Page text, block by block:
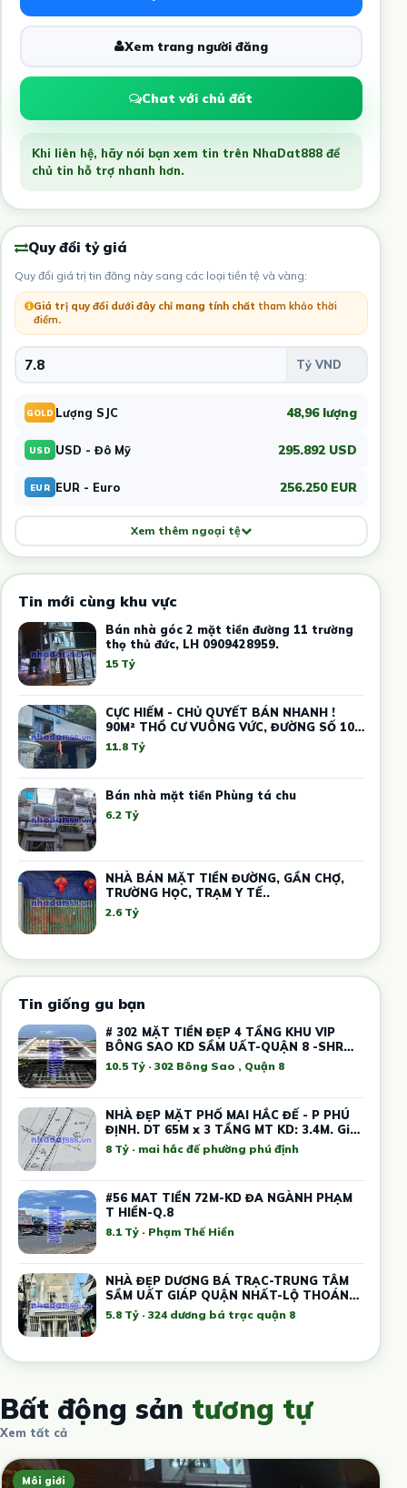
Xem trang người đăng
Chat với chủ đất
Khi liên hệ, hãy nói bạn xem tin trên NhaDat888 để
chủ tin hỗ trợ nhanh hơn.
Quy đổi tỷ giá
Quy đổi giá trị tin đăng này sang các loại tiền tệ và vàng:
Giá trị quy đổi dưới đây chỉ mang tính chất tham khảo thời
điểm.
GOLD Lượng SJC 48,96 lượng
USD USD - Đô Mỹ 295.892 USD
EUR EUR - Euro 256.250 EUR
Xem thêm ngoại tệ
Tin mới cùng khu vực
Bán nhà góc 2 mặt tiền đường 11 trường
thọ thủ đức, LH 0909428959.
15 Tỷ
CỰC HIẾM - CHỦ QUYẾT BÁN NHANH !
90M² THỔ CƯ VUÔNG VỨC, ĐƯỜNG SỐ 10
THỦ ĐỨC – GIÁ THẤP HƠN THỊ TRƯỜNG -
DÒNG TIỀN SẴN
11.8 Tỷ
Bán nhà mặt tiền Phùng tá chu
6.2 Tỷ
NHÀ BÁN MẶT TIỀN ĐƯỜNG, GẦN CHỢ,
TRƯỜNG HỌC, TRẠM Y TẾ..
2.6 Tỷ
Tin giống gu bạn
# 302 MẶT TIỀN ĐẸP 4 TẦNG KHU VIP
BÔNG SAO KD SẦM UẤT-QUẬN 8 -SHR
CHUẨN-HƠN 10TỶ
10.5 Tỷ · 302 Bông Sao , Quận 8
NHÀ ĐẸP MẶT PHỐ MAI HẮC ĐẾ - P PHÚ
ĐỊNH. DT 65M x 3 TẦNG MT KD: 3.4M. Giá
8.xx t
8 Tỷ · mai hắc đế phường phú định
#56 MAT TIỀN 72M-KD ĐA NGÀNH PHẠM
T HIỀN-Q.8
8.1 Tỷ · Phạm Thế Hiển
NHÀ ĐẸP DƯƠNG BÁ TRẠC-TRUNG TÂM
SẦM UẤT GIÁP QUẬN NHẤT-LỘ THOÁNG
MÁT
5.8 Tỷ · 324 dương bá trạc quận 8
Bất động sản tương tự
Xem tất cả
Môi giới